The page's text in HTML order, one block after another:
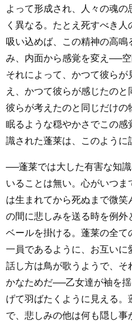
よって形成され、人々の魂
く異なる。たとえ死すべき
吸い込めば、この精神の高
み、内面から感覚を変え──
それによって、かつて彼ら
え、かつて彼らが感じたの
彼らが考えたのと同じだけの
眠るような穏やかさでこの
識された蓬莱は、このよう
──蓬莱では大した有害な知
いることは無い。心がいつま
は生まれてから死ぬまで微
の間に悲しみを送る時を例外
ベールを掛ける。蓬莱の全
一員であるように、お互い
話し方は鳥が歌うようで、
かなためだ──乙女達が袖を
げて羽ばたくように見える
で、悲しみの他は何も隠し